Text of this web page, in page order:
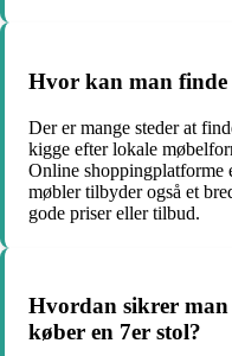
Hvor kan man finde
Der er mange steder at
kigge efter lokale
Online shoppingplatforme
møbler tilbyder også et
gode priser eller tilbud.
Hvordan sikrer
køber en 7er stol?